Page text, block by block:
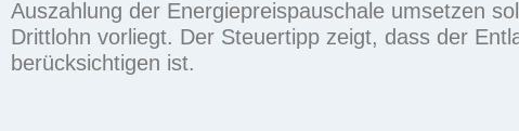
Auszahlung der Energiepreispauschale umsetzen
Drittlohn vorliegt. Der Steuertipp zeigt, dass der
berücksichtigen ist.